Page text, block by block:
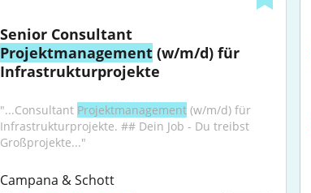
Projektmanagement (w/m/d) für
Infrastrukturprojekte
"...Consultant Projektmanagement (w/m/d) für
Infrastrukturprojekte. ## Dein Job - Du treibst
Großprojekte..."
Campana & Schott